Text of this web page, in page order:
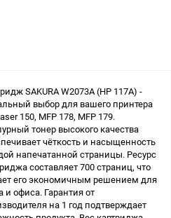
SAKURA W2073A (HP 117A) -
выбор для вашего принтера
150, MFP 178, MFP 179.
тонер высокого качества
чёткость и насыщенность
напечатанной страницы. Ресурс
составляет 700 страниц, что
его экономичным решением для
и офиса. Гарантия от
на 1 год подтверждает